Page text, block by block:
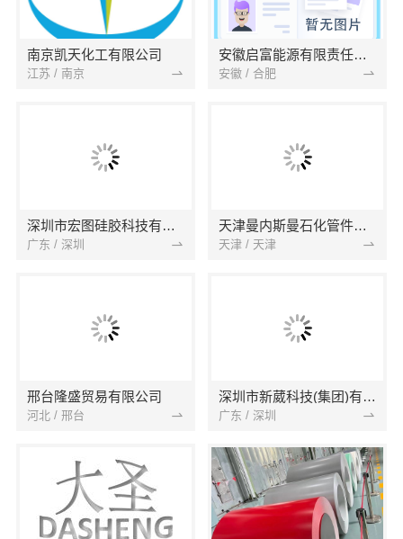
南京凯天化工有限公司
江苏 / 南京
安徽启富能源有限责任公司
安徽 / 合肥
深圳市宏图硅胶科技有限公司
广东 / 深圳
天津曼内斯曼石化管件有限公司
天津 / 天津
邢台隆盛贸易有限公司
河北 / 邢台
深圳市新葳科技(集团)有限公司
广东 / 深圳